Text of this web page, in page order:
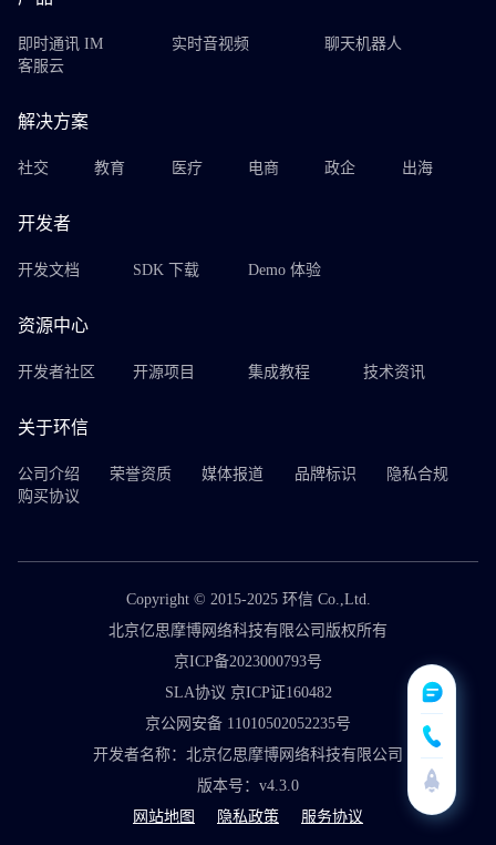
即时通讯 IM 实时音视频
聊天机器人
客服云
解决方案
社交 教育 医疗 电商 政企 出海
开发者
开发文档 SDK 下载 Demo 体验
资源中心
开发者社区 开源项目 集成教程 技术资讯
关于环信
公司介绍 荣誉资质 媒体报道 品牌标识
隐私合规
购买协议
Copyright © 2015-2025 环信 Co.,Ltd.
北京亿思摩博网络科技有限公司版权所有
京ICP备2023000793号
SLA协议 京ICP证160482
京公网安备 11010502052235号
开发者名称：北京亿思摩博网络科技有限公司
版本号：v4.3.0
网站地图
隐私政策 服务协议